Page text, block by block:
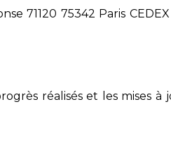
71120 75342 Paris
réalisés et les mises à